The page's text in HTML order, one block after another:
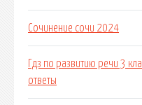
Сочинение сочи 2024
Гдз по развитию речи 3
ответы